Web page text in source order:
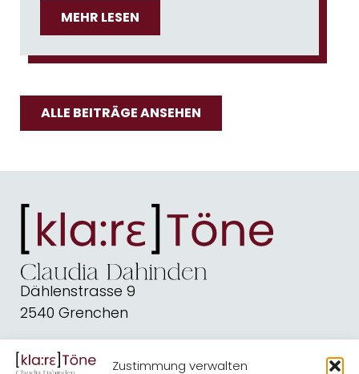
Zustimmung verwalten
MEHR LESEN
ALLE BEITRÄGE ANSEHEN
Dählenstrasse 9
2540 Grenchen
dahindenbooks@quickline.ch